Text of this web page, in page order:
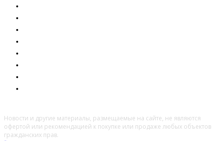
Новости и другие материалы, размещаемые на сайте, не являются
офертой или рекомендацией к покупке или продаже любых объектов
гражданских прав.